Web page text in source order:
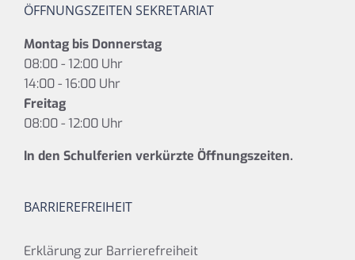
ÖFFNUNGSZEITEN SEKRETARIAT
Montag bis Donnerstag
08:00 - 12:00 Uhr
14:00 - 16:00 Uhr
Freitag
08:00 - 12:00 Uhr
In den Schulferien verkürzte Öffnungszeiten.
BARRIEREFREIHEIT
Erklärung zur Barrierefreiheit